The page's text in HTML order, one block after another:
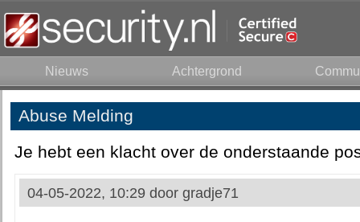
Nieuws Achtergrond
Abuse Melding
Je hebt een klacht over de onderstaande
04-05-2022, 10:29 door gradje71